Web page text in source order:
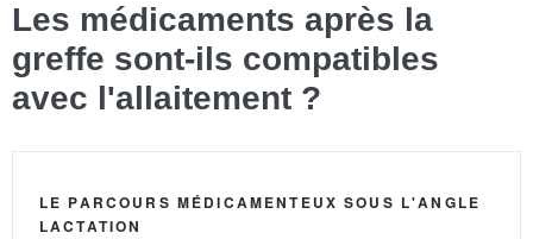
Les médicaments après la
greffe sont-ils compatibles
avec l'allaitement ?
LE PARCOURS MÉDICAMENTEUX SOUS L'ANGLE
LACTATION